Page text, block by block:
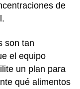
de
son tan
el equipo
un plan para
qué alimentos